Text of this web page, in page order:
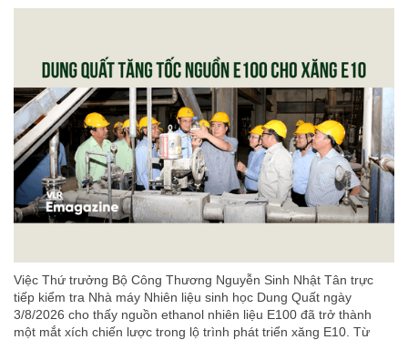
Việc Thứ trưởng Bộ Công Thương Nguyễn Sinh Nhật Tân trực
tiếp kiểm tra Nhà máy Nhiên liệu sinh học Dung Quất ngày
3/8/2026 cho thấy nguồn ethanol nhiên liệu E100 đã trở thành
một mắt xích chiến lược trong lộ trình phát triển xăng E10. Từ